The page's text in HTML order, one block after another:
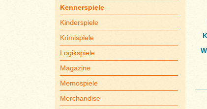
Kennerspiele
Kinderspiele
Krimispiele
Logikspiele
Magazine
Memospiele
Merchandise